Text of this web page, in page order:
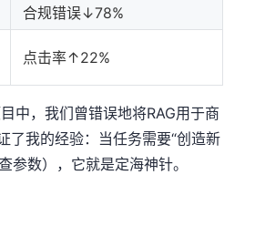
合规错误↓78%
点击率↑22%
中，我们曾错误地将RAG用于商
了我的经验：当任务需要“创造新
参数），它就是定海神针。